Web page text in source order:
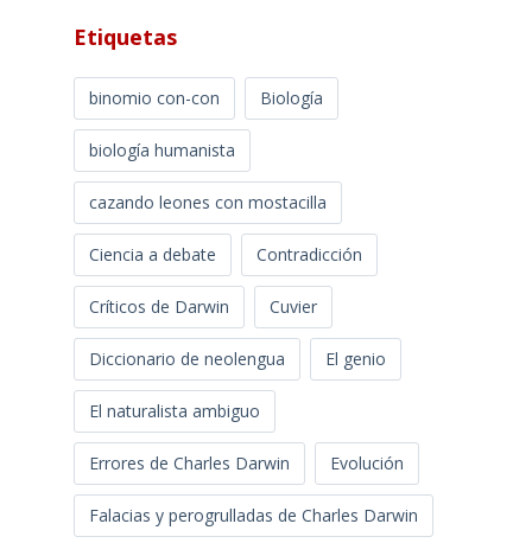
Etiquetas
binomio con-con Biología
biología humanista
cazando leones con mostacilla
Ciencia a debate Contradicción
Críticos de Darwin Cuvier
Diccionario de neolengua El genio
El naturalista ambiguo
Errores de Charles Darwin Evolución
Falacias y perogrulladas de Charles Darwin